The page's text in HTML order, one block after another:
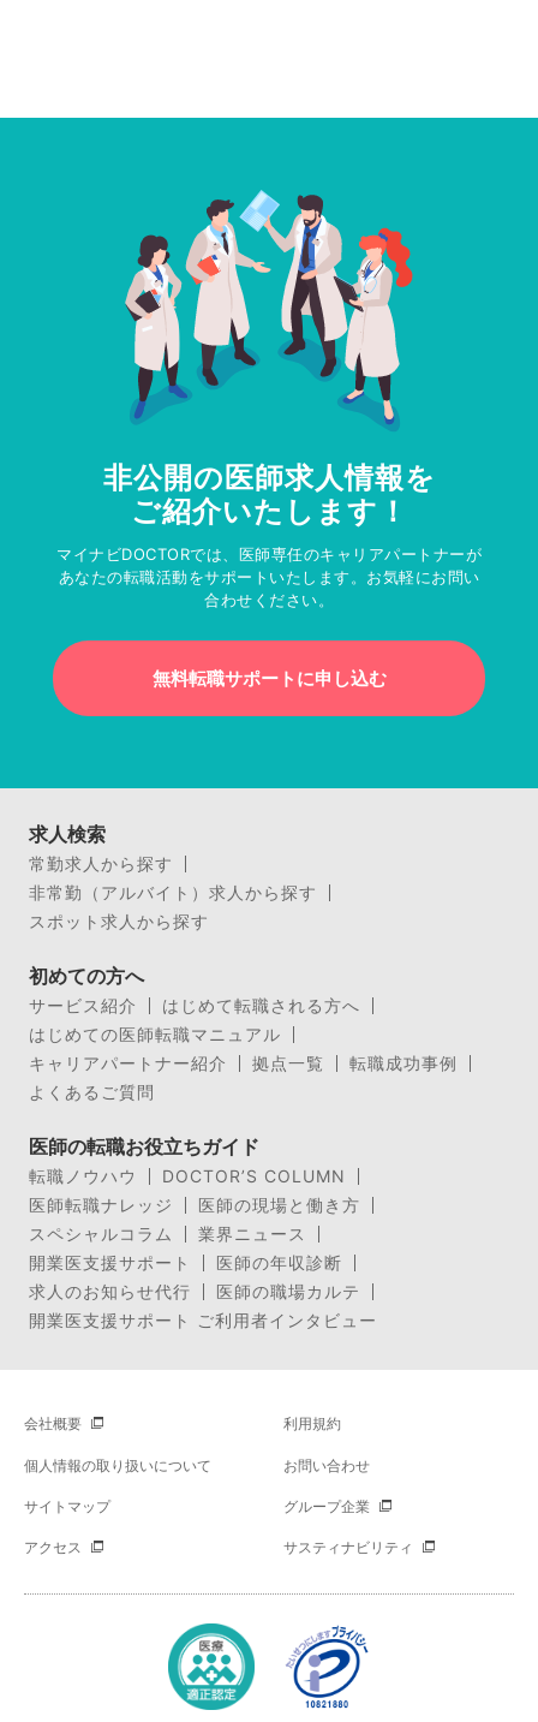
非公開の医師求人情報を
ご紹介いたします！
マイナビDOCTORでは、医師専任のキャリアパートナーが
あなたの転職活動をサポートいたします。お気軽にお問い
合わせください。
無料転職サポートに申し込む
求人検索
常勤求人から探す
非常勤（アルバイト）求人から探す
スポット求人から探す
初めての方へ
サービス紹介
はじめて転職される方へ
はじめての医師転職マニュアル
キャリアパートナー紹介
拠点一覧
転職成功事例
よくあるご質問
医師の転職お役立ちガイド
転職ノウハウ
DOCTOR’S COLUMN
医師転職ナレッジ
医師の現場と働き方
スペシャルコラム
業界ニュース
開業医支援サポート
医師の年収診断
求人のお知らせ代行
医師の職場カルテ
開業医支援サポート ご利用者インタビュー
会社概要 利用規約
個人情報の取り扱いについて お問い合わせ
サイトマップ グループ企業
アクセス サスティナビリティ